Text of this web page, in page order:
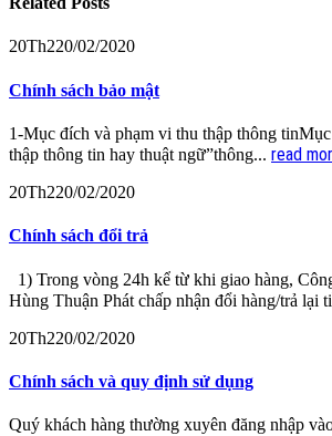
20Th220/02/2020
Chính sách bảo mật
1-Mục đích và phạm vi thu thập thông
thập thông tin hay thuật ngữ”thông... read
20Th220/02/2020
Chính sách đổi trả
1) Trong vòng 24h kể từ khi giao hàng,
Hùng Thuận Phát chấp nhận đổi hàng/trả lại
20Th220/02/2020
Chính sách và quy định sử dụng
Quý khách hàng thường xuyên đăng nhập